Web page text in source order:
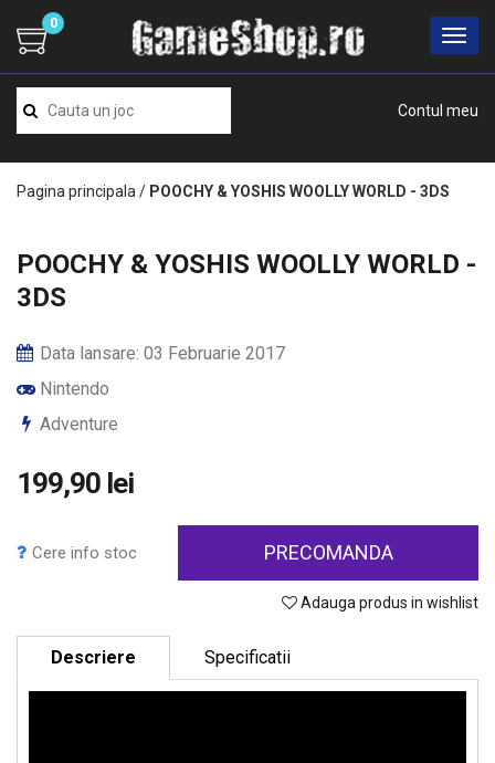
Contul meu
0
Pagina principala / POOCHY & YOSHIS WOOLLY WORLD - 3DS
POOCHY & YOSHIS WOOLLY WORLD -
3DS
Data lansare: 03 Februarie 2017
Nintendo
Adventure
199,90 lei
Cere info stoc PRECOMANDA
Adauga produs in wishlist
Descriere Specificatii